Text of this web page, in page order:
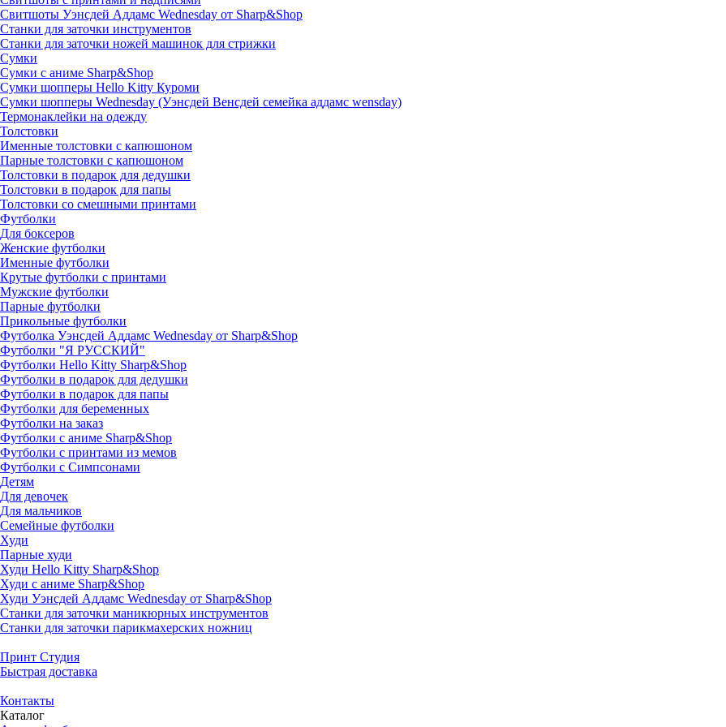
Свитшоты Уэнсдей Аддамс Wednesday от Sharp&Shop
Станки для заточки инструментов
Станки для заточки ножей машинок для стрижки
Сумки
Сумки с аниме Sharp&Shop
Сумки шопперы Hello Kitty Куроми
Сумки шопперы Wednesday (Уэнсдей Венсдей семейка аддамс wensday)
Термонаклейки на одежду
Толстовки
Именные толстовки с капюшоном
Парные толстовки с капюшоном
Толстовки в подарок для дедушки
Толстовки в подарок для папы
Толстовки со смешными принтами
Футболки
Для боксеров
Женские футболки
Именные футболки
Крутые футболки с принтами
Мужские футболки
Парные футболки
Прикольные футболки
Футболка Уэнсдей Аддамс Wednesday от Sharp&Shop
Футболки "Я РУССКИЙ"
Футболки Hello Kitty Sharp&Shop
Футболки в подарок для дедушки
Футболки в подарок для папы
Футболки для беременных
Футболки на заказ
Футболки с аниме Sharp&Shop
Футболки с принтами из мемов
Футболки с Симпсонами
Детям
Для девочек
Для мальчиков
Семейные футболки
Худи
Парные худи
Худи Hello Kitty Sharp&Shop
Худи с аниме Sharp&Shop
Худи Уэнсдей Аддамс Wednesday от Sharp&Shop
Станки для заточки маникюрных инструментов
Станки для заточки парикмахерских ножниц
Принт Студия
Быстрая доставка
Контакты
Каталог